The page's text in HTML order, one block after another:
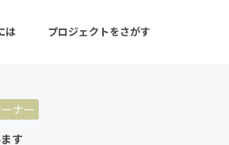
は プロジェクトをさがす
クト
ナー
す